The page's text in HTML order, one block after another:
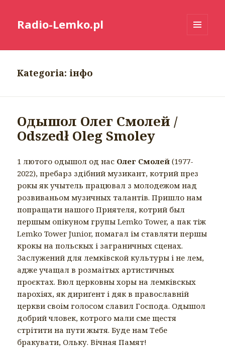
Radio-Lemko.pl
Kategoria:інфо
Одышол Олег Смолей /
Odszedł Oleg Smoley
1 лютого одышол од нас Олег Смолей (1977-
2022), пребарз здібний музикант, котрий през
рокы як учытель працювал з молодежом над
розвиваньом музичных талантів. Пришло нам
попращати нашого Приятеля, котрий был
першым опікуном групы Lemko Tower, а пак тіж
Lemko Tower Junior, помагал ім ставляти першы
крокы на польскых і заграничных сценах.
Заслужений для лемківской культуры і не лем,
адже учащал в розмаітых артистичных
проєктах. Вюл церковны хоры на лемківскых
парохіях, як дириґент і дяк в православній
церкви своім голосом славил Господа. Одышол
добрий чловек, котрого мали сме щестя
стрітити на пути жытя. Буде нам Тебе
бракувати, Ольку. Вічная Памят!